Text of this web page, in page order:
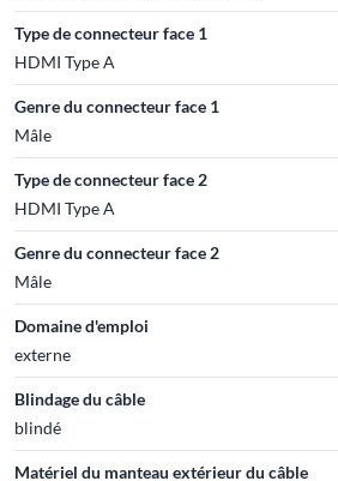
Type de connecteur face 1
HDMI Type A
Genre du connecteur face 1
Mâle
Type de connecteur face 2
HDMI Type A
Genre du connecteur face 2
Mâle
Domaine d'emploi
externe
Blindage du câble
blindé
Matériel du manteau extérieur du câble